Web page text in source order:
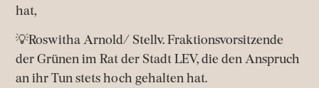
hat,
💡Roswitha Arnold/ Stellv. Fraktionsvorsitzende
der Grünen im Rat der Stadt LEV, die den Anspruch
an ihr Tun stets hoch gehalten hat.